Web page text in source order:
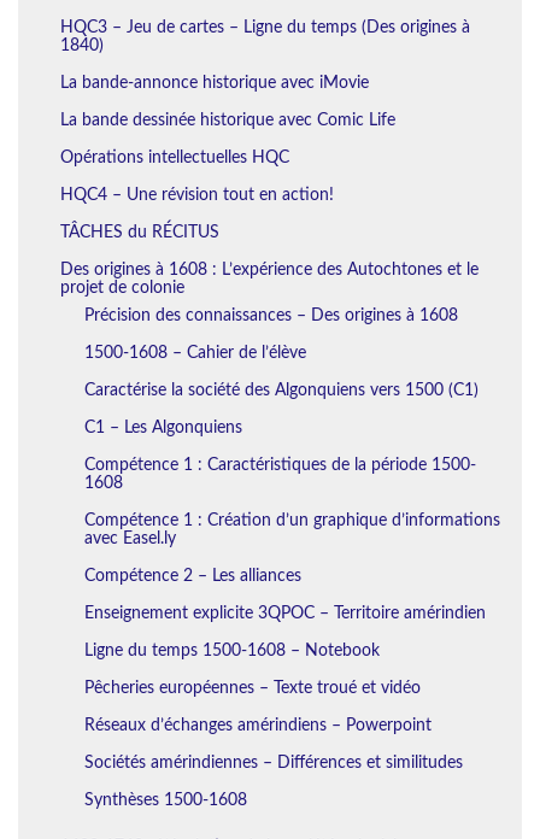
HQC3 – Jeu de cartes – Ligne du temps (Des origines à
1840)
La bande-annonce historique avec iMovie
La bande dessinée historique avec Comic Life
Opérations intellectuelles HQC
HQC4 – Une révision tout en action!
TÂCHES du RÉCITUS
Des origines à 1608 : L’expérience des Autochtones et le
projet de colonie
Précision des connaissances – Des origines à 1608
1500-1608 – Cahier de l’élève
Caractérise la société des Algonquiens vers 1500 (C1)
C1 – Les Algonquiens
Compétence 1 : Caractéristiques de la période 1500-
1608
Compétence 1 : Création d’un graphique d’informations
avec Easel.ly
Compétence 2 – Les alliances
Enseignement explicite 3QPOC – Territoire amérindien
Ligne du temps 1500-1608 – Notebook
Pêcheries européennes – Texte troué et vidéo
Réseaux d’échanges amérindiens – Powerpoint
Sociétés amérindiennes – Différences et similitudes
Synthèses 1500-1608